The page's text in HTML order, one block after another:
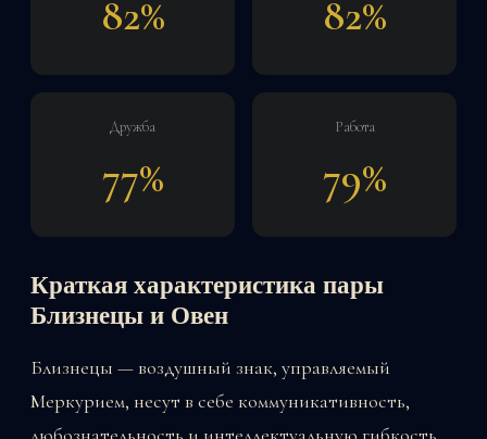
82% 82%
Дружба
77%
Работа
79%
Краткая характеристика пары
Близнецы и Овен
Близнецы — воздушный знак, управляемый
Меркурием, несут в себе коммуникативность,